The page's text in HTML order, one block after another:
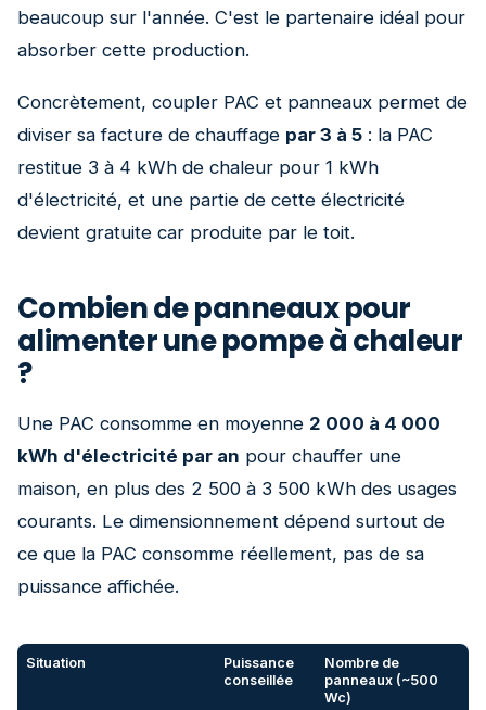
beaucoup sur l'année. C'est le partenaire idéal pour
absorber cette production.
Concrètement, coupler PAC et panneaux permet de
diviser sa facture de chauffage par 3 à 5 : la PAC
restitue 3 à 4 kWh de chaleur pour 1 kWh
d'électricité, et une partie de cette électricité
devient gratuite car produite par le toit.
Combien de panneaux pour
alimenter une pompe à chaleur
?
Une PAC consomme en moyenne 2 000 à 4 000
kWh d'électricité par an pour chauffer une
maison, en plus des 2 500 à 3 500 kWh des usages
courants. Le dimensionnement dépend surtout de
ce que la PAC consomme réellement, pas de sa
puissance affichée.
Situation
Puissance
conseillée
Nombre de
panneaux (~500
Wc)